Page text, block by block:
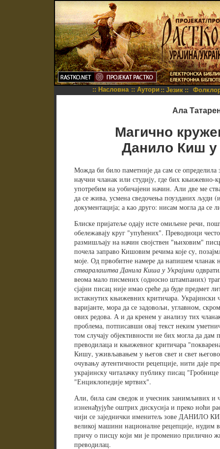
:: Насловна :: Аутори :: Језик ::
Ала
Магично
Данило Киш у
Можда би било паметније да сам се
научни чланак или студију, где бих књижевно-
употребим на уобичајени начин. Али две ме
да се жива, усмена сведочења поузданих људи
документација; а као друго: нисам могла да се
Блиске пријатеље одају исте омиљене речи,
обележавају круг "упућених". Преводиоци
размишљају на начин својствен "њиховим"
почела заправо Кишовим речима које су,
моје. Од првобитне намере да напишем чланак
стваралаштва Данила Киша у Украјини
веома мало писмених (односно штампаних)
сјајни писац није имао среће да буде предмет
истакнутих књижевних критичара. Украјински
варијанте, мора да се задовољи, углавном,
ових редова. А и да кренем у анализу тих
проблема, потписавши овај текст неким
том случају објективности не бих могла да дам
преводилаца и књижевног критичара
Кишу, уживљавањем у његов свет и свет
очувању аутентичности рецепције, нити даје
украјинску читалачку публику писац
"Енциклопедије мртвих".
Али, била сам сведок и учесник занимљивих и
изненађујуће оштрих дискусија и преко ноћи
чији се заједнички именитељ зове ДАНИЛО
великој машини националне рецепције, нудим
причу о писцу који ми је променио прилично
преводилац.